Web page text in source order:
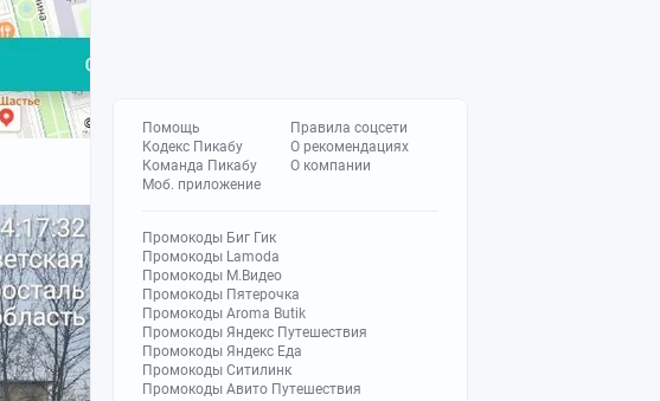
Помощь
Кодекс Пикабу
Команда Пикабу
Моб. приложение
Правила соцсети
О рекомендациях
О компании
Промокоды Биг Гик
Промокоды Lamoda
Промокоды М.Видео
Промокоды Пятерочка
Промокоды Aroma Butik
Промокоды Яндекс Путешествия
Промокоды Яндекс Еда
Промокоды Ситилинк
Промокоды Авито Путешествия